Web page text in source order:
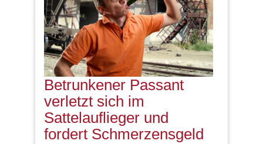
Betrunkener Passant
verletzt sich im
Sattelauflieger und
fordert Schmerzensgeld